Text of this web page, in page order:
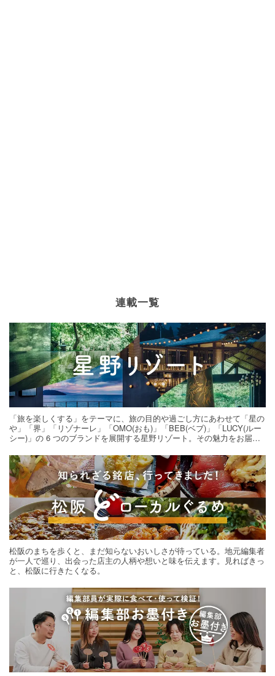
連載一覧
「旅を楽しくする」をテーマに、旅の目的や過ごし方にあわせて「星の
や」「界」「リゾナーレ」「OMO(おも)」「BEB(ベブ)」「LUCY(ルー
シー)」の 6 つのブランドを展開する星野リゾート。その魅力をお届け
松阪のまちを歩くと、まだ知らないおいしさが待っている。地元編集者
が一人で巡り、出会った店主の人柄や想いと味を伝えます。見ればきっ
と、松阪に行きたくなる。